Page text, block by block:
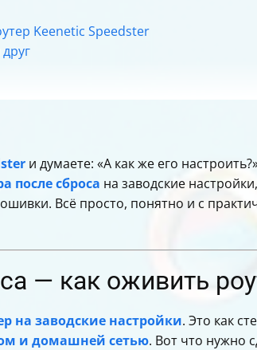
Keenetic Speedster
роутер
Keenetic Speedster
стресса
и думаете: «А как же его
после сброса на заводские
Всё просто, понятно и с
— как оживить
на заводские настройки. Это как
и домашней сетью. Вот что нужно